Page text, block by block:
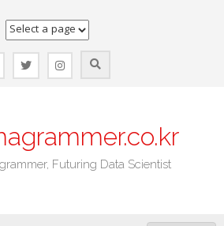
Futuring Data Scientist